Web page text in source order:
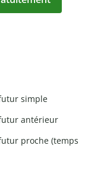
simple
antérieur
proche (temps